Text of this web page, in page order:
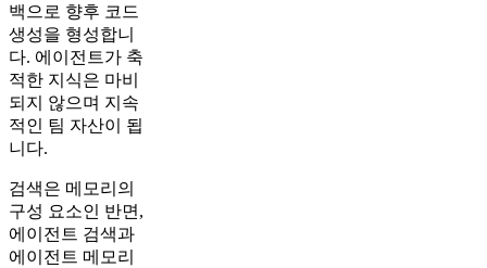
백으로 향후 코드
생성을 형성합니
다. 에이전트가 축
적한 지식은 마비
되지 않으며 지속
적인 팀 자산이 됩
니다.
검색은 메모리의
구성 요소인 반면,
에이전트 검색과
에이전트 메모리